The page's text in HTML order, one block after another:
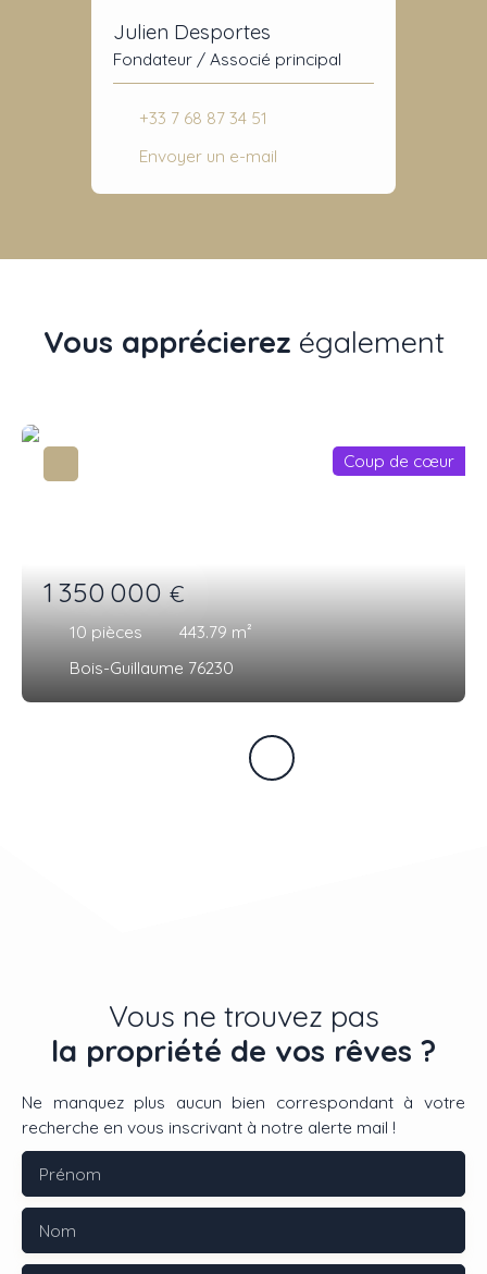
Julien Desportes
Fondateur / Associé principal
+33 7 68 87 34 51
Envoyer un e-mail
Vous apprécierez également
1 350 000€
10 pièces 443.79 m²
Bois-Guillaume 76230
Coup de cœur
Vous ne trouvez pas
la propriété de vos rêves ?
Ne manquez plus aucun bien correspondant à votre
recherche en vous inscrivant à notre alerte mail !
Prénom
Nom